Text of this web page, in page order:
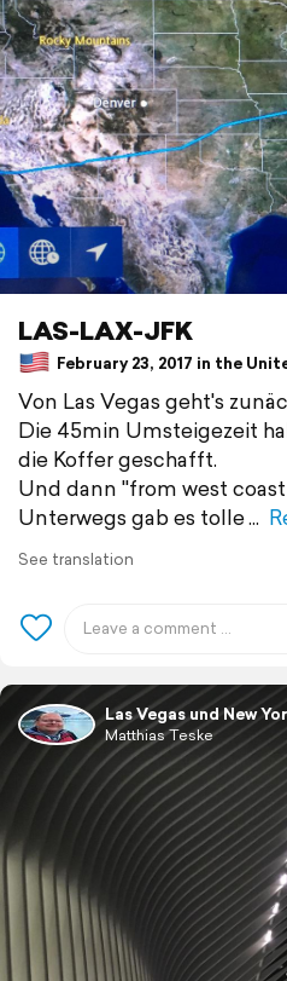
LAS-LAX-JFK
February 23, 2017 in the
Von Las Vegas geht's
Die 45min Umsteigezeit
die Koffer geschafft.
Und dann "from west
Unterwegs gab es tolle
See translation
Las Vegas und New
Matthias Teske